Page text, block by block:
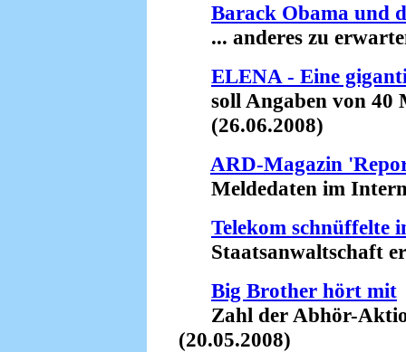
Barack Obama und
... anderes zu
ELENA - Eine
soll Angaben von 40
(26.06.2008)
ARD-Magazin
Meldedaten im
Telekom schnüffelte
Staatsanwaltschaft
Big Brother hört mit
Zahl der Abhör-
(20.05.2008)